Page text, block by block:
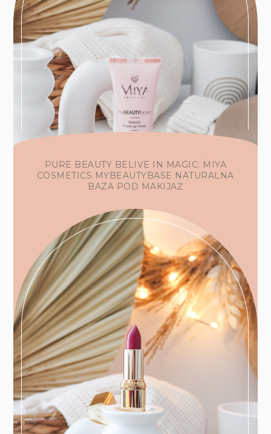
PURE BEAUTY BELIVE IN MAGIC: MIYA
COSMETICS MYBEAUTYBASE NATURALNA
BAZA POD MAKIJAŻ